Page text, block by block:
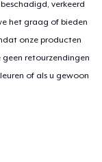
verkeerd
het graag of bieden
onze producten
retourzendingen
of als u gewoon